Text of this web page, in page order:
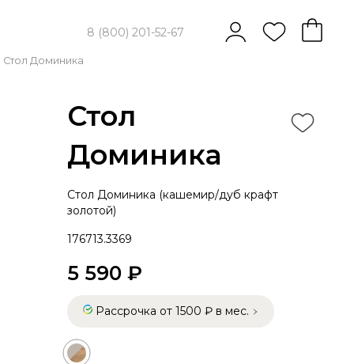
8 (800) 201-52-67
Стол Доминика
Стол
Доминика
Стол Доминика (кашемир/дуб крафт
золотой)
176713.3369
5 590 ₽
Рассрочка от 1500 ₽ в мес.